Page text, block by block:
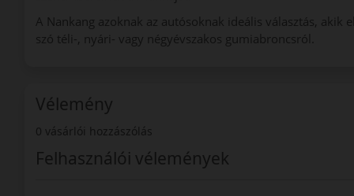
A Nankang azoknak az autósoknak ideális választás,
szó téli-, nyári- vagy négyévszakos gumiabroncsról.
Vélemény
0 vásárlói hozzászólás
Felhasználói vélemények